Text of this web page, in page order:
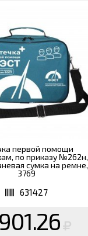
первой помощи
по приказу №262н,
сумка на ремне,
3769
631427